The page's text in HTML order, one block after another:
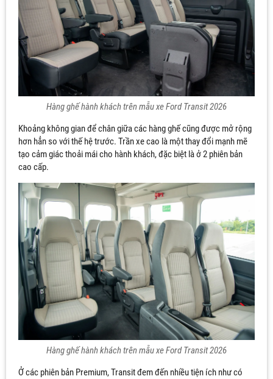
Hàng ghế hành khách trên mẫu xe Ford Transit 2026
Khoảng không gian để chân giữa các hàng ghế cũng được mở rộng
hơn hẳn so với thế hệ trước. Trần xe cao là một thay đổi mạnh mẽ
tạo cảm giác thoải mái cho hành khách, đặc biệt là ở 2 phiên bản
cao cấp.
Hàng ghế hành khách trên mẫu xe Ford Transit 2026
Ở các phiên bản Premium, Transit đem đến nhiều tiện ích như có